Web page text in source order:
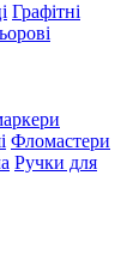
Графітні
Фломастери
Ручки для